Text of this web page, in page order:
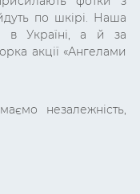
по шкірі. Наша
в Україні, а й за
акції «Ангелами
незалежність,